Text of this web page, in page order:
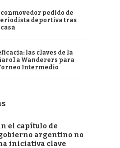
pedido de
deportiva tras
las claves de la
a Wanderers para
Intermedio
el capítulo de
argentino no
iniciativa clave